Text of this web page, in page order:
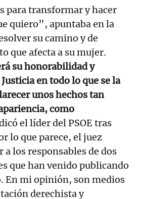
para transformar y hacer
quiero”, apuntaba en la
su camino y de
que afecta a su mujer.
su honorabilidad y
en todo lo que se la
unos hechos tan
como
el líder del PSOE tras
lo que parece, el juez
a los responsables de dos
que han venido publicando
En mi opinión, son medios
derechista y